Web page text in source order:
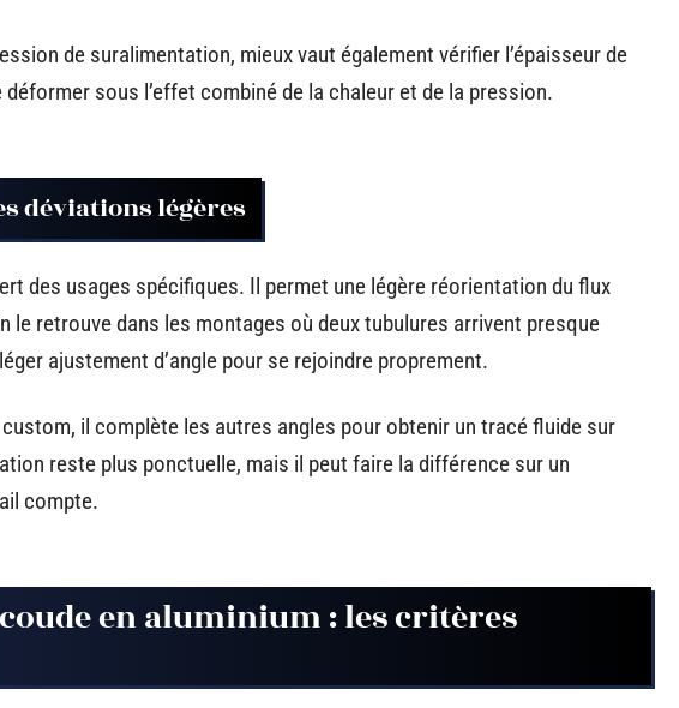
de suralimentation, mieux vaut également vérifier l’épaisseur de
sous l’effet combiné de la chaleur et de la pression.
déviations légères
des usages spécifiques. Il permet une légère réorientation du flux
le retrouve dans les montages où deux tubulures arrivent presque
ajustement d’angle pour se rejoindre proprement.
il complète les autres angles pour obtenir un tracé fluide sur
reste plus ponctuelle, mais il peut faire la différence sur un
compte.
en aluminium : les critères